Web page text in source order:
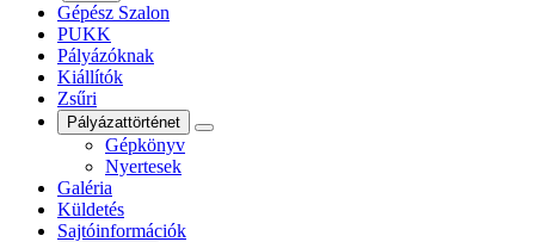
Gépész Szalon
PUKK
Pályázóknak
Kiállítók
Zsűri
Pályázattörténet
Gépkönyv
Nyertesek
Galéria
Küldetés
Sajtóinformációk